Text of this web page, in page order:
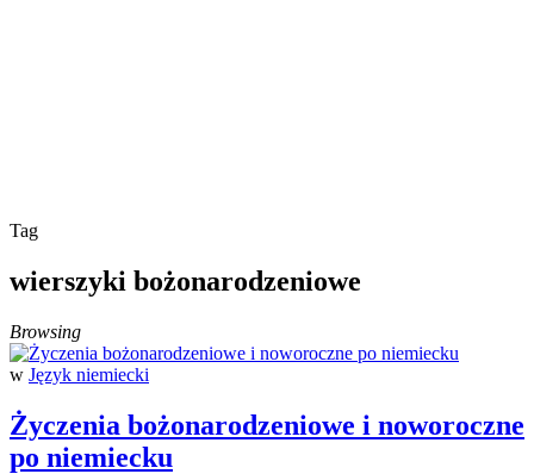
Tag
wierszyki bożonarodzeniowe
Browsing
w Język niemiecki
Życzenia bożonarodzeniowe i noworoczne
po niemiecku